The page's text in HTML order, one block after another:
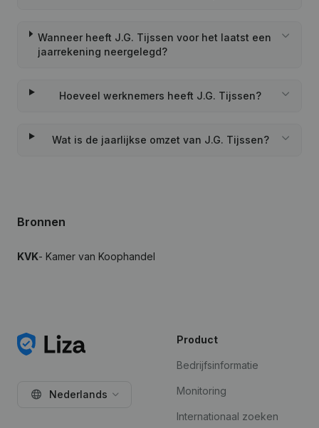
Wanneer heeft J.G. Tijssen voor het laatst een
jaarrekening neergelegd?
Hoeveel werknemers heeft J.G. Tijssen?
Wat is de jaarlijkse omzet van J.G. Tijssen?
Bronnen
KVK- Kamer van Koophandel
Nederlands
Product
Bedrijfsinformatie
Monitoring
Internationaal zoeken